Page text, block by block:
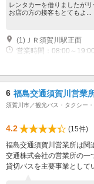
レンタカーを借りましたが
お店の方の接客もとてもよ...
(1)ＪＲ須賀川駅正面
営業時間：08:00～
休業日：休業：01月01
6 福島交通須賀川営業
須賀川市／観光バス・タクシー
4.2
(15件)
福島交通須賀川営業所は関
交通株式会社の営業所の一
貸切バスを主要事業として